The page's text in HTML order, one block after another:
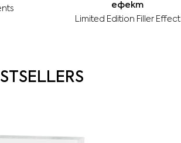
ефект
Limited Edition Filler Effect